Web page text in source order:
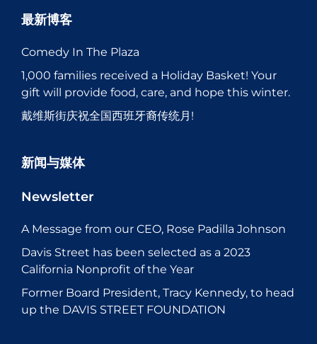
最新博客
Comedy In The Plaza
1,000 families received a Holiday Basket! Your
gift will provide food, care, and hope this winter.
戴维斯街庆祝全国西班牙裔传统月!
新闻与媒体
Newsletter
A Message from our CEO, Rose Padilla Johnson
Davis Street has been selected as a 2023
California Nonprofit of the Year
Former Board President, Tracy Kennedy, to head
up the DAVIS STREET FOUNDATION